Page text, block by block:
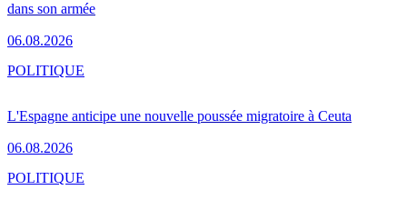
dans son armée
06.08.2026
L'Espagne anticipe une nouvelle poussée migratoire à Ceuta
06.08.2026
POLITIQUE
POLITIQUE